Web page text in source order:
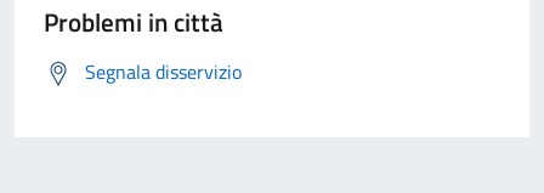
Problemi in città
Segnala disservizio